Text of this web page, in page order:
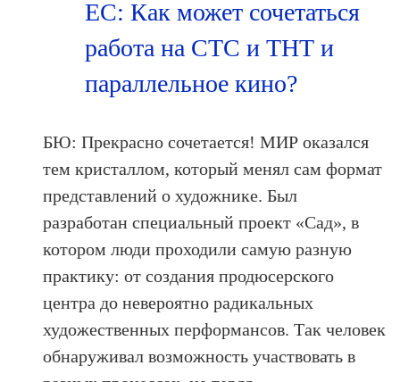
ЕС: Как может сочетаться
работа на СТС и ТНТ и
параллельное кино?
БЮ: Прекрасно сочетается! МИР оказался
тем кристаллом, который менял сам формат
представлений о художнике. Был
разработан специальный проект «Сад», в
котором люди проходили самую разную
практику: от создания продюсерского
центра до невероятно радикальных
художественных перформансов. Так человек
обнаруживал возможность участвовать в